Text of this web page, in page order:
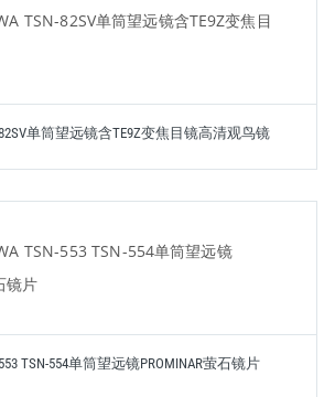
单筒望远镜含TE9Z变焦目镜高清观鸟镜
TSN-554单筒望远镜PROMINAR萤石镜片